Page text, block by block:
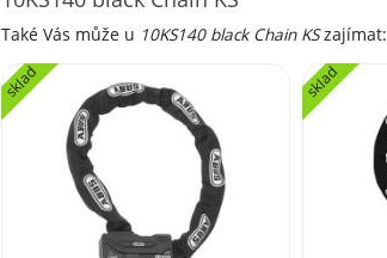
Také Vás může u 10KS140 black Chain KSzajímat:
sklad sklad